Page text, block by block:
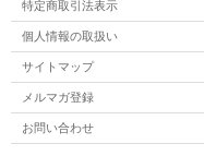
特定商取引法表示
個人情報の取扱い
サイトマップ
メルマガ登録
お問い合わせ